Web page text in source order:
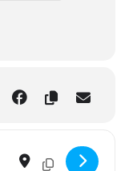
Address - MÆNDS
Destination